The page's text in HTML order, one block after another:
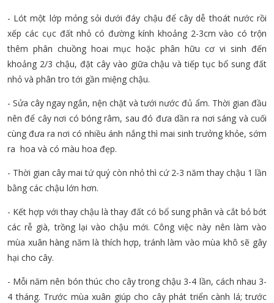
- Lót một lớp mỏng sỏi dưới đáy chậu để cây dễ thoát nước rồi
xếp các cục đất nhỏ có đường kính khoảng 2-3cm vào có trộn
thêm phân chuồng hoai mục hoặc phân hữu cơ vi sinh đến
khoảng 2/3 chậu, đặt cây vào giữa chậu và tiếp tục bổ sung đất
nhỏ và phân tro tới gần miệng chậu.
- Sửa cây ngay ngắn, nện chặt và tưới nước đủ ẩm. Thời gian đầu
nên để cây nơi có bóng râm, sau đó đưa dần ra nơi sáng và cuối
cùng đưa ra nơi có nhiều ánh nắng thì mai sinh trưởng khỏe, sớm
ra hoa và có màu hoa đẹp.
- Thời gian cây mai tứ quý còn nhỏ thì cứ 2-3 năm thay chậu 1 lần
bằng các chậu lớn hơn.
- Kết hợp với thay chậu là thay đất có bổ sung phân và cắt bỏ bớt
các rễ già, trồng lại vào chậu mới. Công việc này nên làm vào
mùa xuân hàng năm là thích hợp, tránh làm vào mùa khô sẽ gây
hại cho cây.
- Mỗi năm nên bón thúc cho cây trong chậu 3-4 lần, cách nhau 3-
4 tháng. Trước mùa xuân giúp cho cây phát triển cành lá; trước